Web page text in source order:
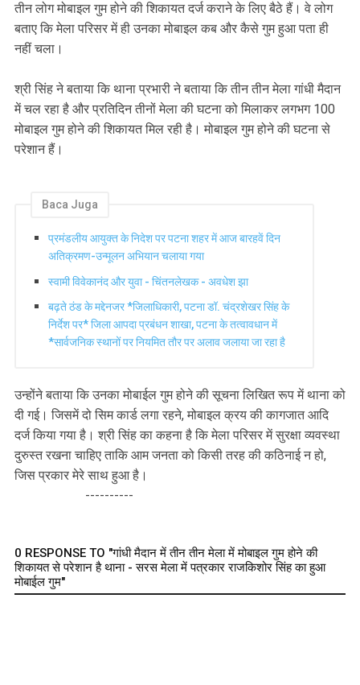
तीन लोग मोबाइल गुम होने की शिकायत दर्ज कराने के लिए बैठे हैं। वे लोग
बताए कि मेला परिसर में ही उनका मोबाइल कब और कैसे गुम हुआ पता ही
नहीं चला।
श्री सिंह ने बताया कि थाना प्रभारी ने बताया कि तीन तीन मेला गांधी मैदान
में चल रहा है और प्रतिदिन तीनों मेला की घटना को मिलाकर लगभग 100
मोबाइल गुम होने की शिकायत मिल रही है। मोबाइल गुम होने की घटना से
परेशान हैं।
Baca Juga
प्रमंडलीय आयुक्त के निदेश पर पटना शहर में आज बारहवें दिन
अतिक्रमण-उन्मूलन अभियान चलाया गया
स्वामी विवेकानंद और युवा - चिंतनलेखक - अवधेश झा
बढ़ते ठंड के मद्देनजर *जिलाधिकारी, पटना डॉ. चंद्रशेखर सिंह के
निर्देश पर* जिला आपदा प्रबंधन शाखा, पटना के तत्वावधान में
*सार्वजनिक स्थानों पर नियमित तौर पर अलाव जलाया जा रहा है
उन्होंने बताया कि उनका मोबाईल गुम होने की सूचना लिखित रूप में थाना को
दी गई। जिसमें दो सिम कार्ड लगा रहने, मोबाइल क्रय की कागजात आदि
दर्ज किया गया है। श्री सिंह का कहना है कि मेला परिसर में सुरक्षा व्यवस्था
दुरुस्त रखना चाहिए ताकि आम जनता को किसी तरह की कठिनाई न हो,
जिस प्रकार मेरे साथ हुआ है।
----------
0 RESPONSE TO "गांधी मैदान में तीन तीन मेला में मोबाइल गुम होने की
शिकायत से परेशान है थाना - सरस मेला में पत्रकार राजकिशोर सिंह का हुआ
मोबाईल गुम"